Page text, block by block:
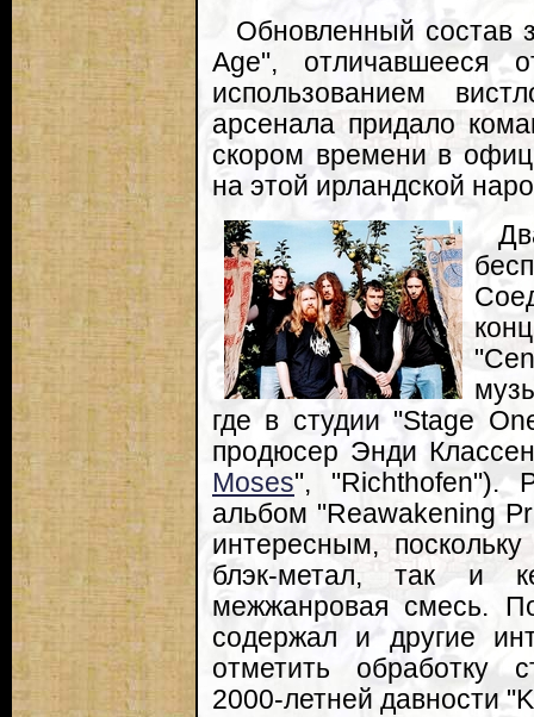
Обновленный состав
Age", отличавшееся
использованием
арсенала придало
скором времени в
на этой ирландской
где в студии "Stage
продюсер Энди
Moses", "Richthofen").
альбом "Reawakening
интересным,
блэк-метал, так и
межжанровая смесь.
содержал и другие
отметить обработку
2000-летней давности